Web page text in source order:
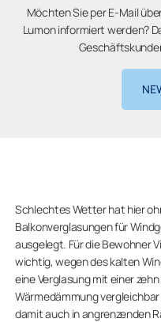
Möchten Sie per E-Mail
Lumon informiert werden?
Schlechtes Wetter hat hier
Balkonverglasungen für
ausgelegt. Für die Bewohner
wichtig, wegen des kalten
eine Verglasung mit einer
Wärmedämmung
damit auch in angrenzenden